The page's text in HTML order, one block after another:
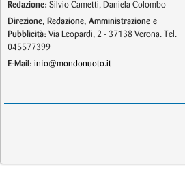
Redazione: Silvio Cametti, Daniela Colombo
Direzione, Redazione, Amministrazione e
Pubblicità: Via Leopardi, 2 - 37138 Verona. Tel.
045577399
E-Mail: info@mondonuoto.it